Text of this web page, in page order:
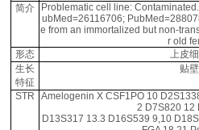
简介
Problematic cell line:
ubMed=26116706;
e from an immortalized but non-
r old
形态
上皮
生长
特征
贴壁
STR
Amelogenin X CSF1PO 10
2 D7S820 12
D13S317 13.3 D16S539 9,10